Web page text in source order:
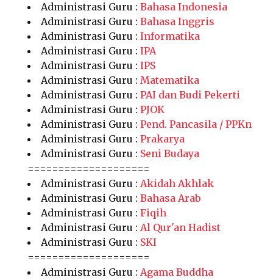
Administrasi Guru : Bahasa Indonesia
Administrasi Guru : Bahasa Inggris
Administrasi Guru : Informatika
Administrasi Guru : IPA
Administrasi Guru : IPS
Administrasi Guru : Matematika
Administrasi Guru : PAI dan Budi Pekerti
Administrasi Guru : PJOK
Administrasi Guru : Pend. Pancasila / PPKn
Administrasi Guru : Prakarya
Administrasi Guru : Seni Budaya
====================
Administrasi Guru : Akidah Akhlak
Administrasi Guru : Bahasa Arab
Administrasi Guru : Fiqih
Administrasi Guru : Al Qur'an Hadist
Administrasi Guru : SKI
====================
Administrasi Guru : Agama Buddha